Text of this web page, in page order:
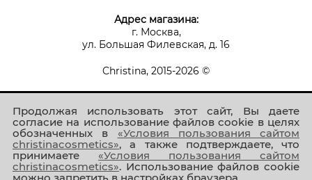
Продолжая использовать этот сайт, Вы даете
согласие на использование файлов cookie в целях
обозначенных в «Условия пользования сайтом
christinacosmetics», а также подтверждаете, что
принимаете «Условия пользования сайтом
christinacosmetics». Использование файлов cookie
Адрес магазина:
г. Москва,
ул. Большая Филевская, д. 16
Christina, 2015-2026 ©
Присоединяйтесь к нам!